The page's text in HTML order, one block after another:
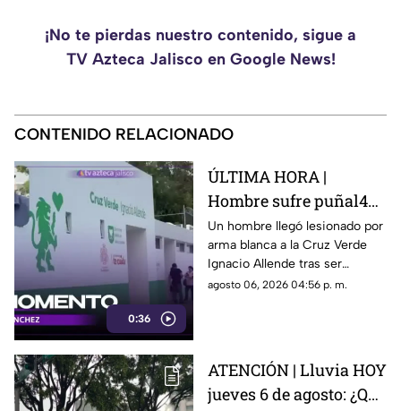
¡No te pierdas nuestro contenido, sigue a
TV Azteca Jalisco en Google News!
CONTENIDO RELACIONADO
0:36
ÚLTIMA HORA |
Hombre sufre puñal4da
en el abdomen tras
agresión en
Guadalajara
Un hombre llegó lesionado por
arma blanca a la Cruz Verde
Ignacio Allende tras ser
agredido por un sujeto.
agosto 06, 2026 04:56 p. m.
ATENCIÓN | Lluvia HOY
jueves 6 de agosto: ¿Qué